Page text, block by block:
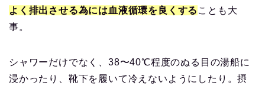
よく排出させる為には血液循環を良くする ことも大
事。
シャワーだけでなく、38〜40℃程度のぬる目の湯船に
浸かったり、靴下を履いて冷えないようにしたり。摂